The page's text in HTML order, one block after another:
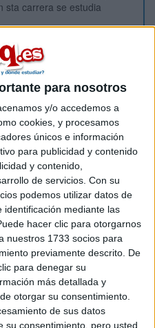
para nosotros
y/o accedemos a
cookies, y procesamos
únicos e información
para publicidad y contenido
y contenido,
de servicios. Con su
podemos utilizar datos de
identificación mediante las
hacer clic para otorgarnos
nuestros 1733 socios para
previamente descrito. De
para denegar su
más detallada y
otorgar su consentimiento.
de sus datos
su consentimiento, pero usted
sta carrera se estudia